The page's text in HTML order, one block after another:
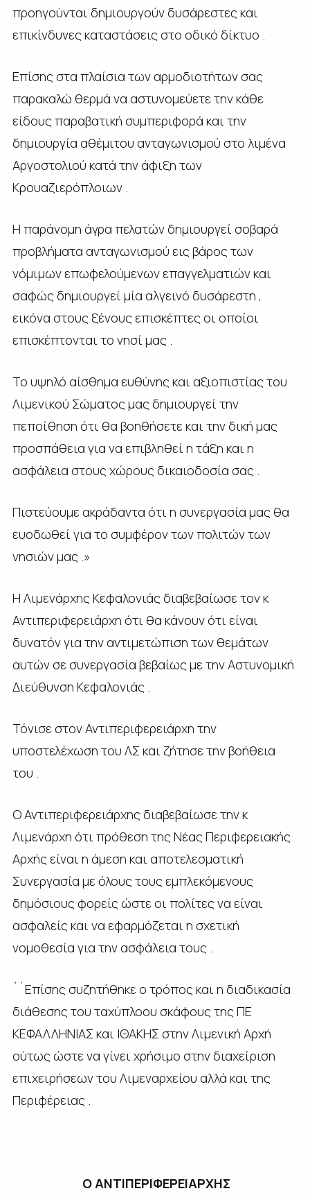
προηγούνται δημιουργούν δυσάρεστες και
επικίνδυνες καταστάσεις στο οδικό δίκτυο .
Επίσης στα πλαίσια των αρμοδιοτήτων σας
παρακαλώ θερμά να αστυνομεύετε την κάθε
είδους παραβατική συμπεριφορά και την
δημιουργία αθέμιτου ανταγωνισμού στο λιμένα
Αργοστολιού κατά την άφιξη των
Κρουαζιερόπλοιων .
Η παράνομη άγρα πελατών δημιουργεί σοβαρά
προβλήματα ανταγωνισμού εις βάρος των
νόμιμων επωφελούμενων επαγγελματιών και
σαφώς δημιουργεί μία αλγεινό δυσάρεστη ,
εικόνα στους ξένους επισκέπτες οι οποίοι
επισκέπτονται το νησί μας .
Το υψηλό αίσθημα ευθύνης και αξιοπιστίας του
Λιμενικού Σώματος μας δημιουργεί την
πεποίθηση ότι θα βοηθήσετε και την δική μας
προσπάθεια για να επιβληθεί η τάξη και η
ασφάλεια στους χώρους δικαιοδοσία σας .
Πιστεύουμε ακράδαντα ότι η συνεργασία μας θα
ευοδωθεί για το συμφέρον των πολιτών των
νησιών μας .»
Η Λιμενάρχης Κεφαλονιάς διαβεβαίωσε τον κ
Αντιπεριφερειάρχη ότι θα κάνουν ότι είναι
δυνατόν για την αντιμετώπιση των θεμάτων
αυτών σε συνεργασία βεβαίως με την Αστυνομική
Διεύθυνση Κεφαλονιάς .
Τόνισε στον Αντιπεριφερειάρχη την
υποστελέχωση του ΛΣ και ζήτησε την βοήθεια
του .
Ο Αντιπεριφερειάρχης διαβεβαίωσε την κ
Λιμενάρχη ότι πρόθεση της Νέας Περιφερειακής
Αρχής είναι η άμεση και αποτελεσματική
Συνεργασία με όλους τους εμπλεκόμενους
δημόσιους φορείς ώστε οι πολίτες να είναι
ασφαλείς και να εφαρμόζεται η σχετική
νομοθεσία για την ασφάλεια τους .
´´Επίσης συζητήθηκε ο τρόπος και η διαδικασία
διάθεσης του ταχύπλοου σκάφους της ΠΕ
ΚΕΦΑΛΛΗΝΙΑΣ και ΙΘΑΚΗΣ στην Λιμενική Αρχή
ούτως ώστε να γίνει χρήσιμο στην διαχείριση
επιχειρήσεων του Λιμεναρχείου αλλά και της
Περιφέρειας .
ΟANTIΠΕΡΙΦΕΡΕΙΑΡΧΗΣ